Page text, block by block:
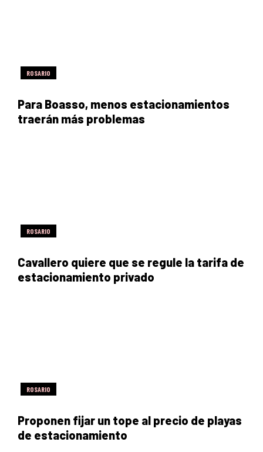
ROSARIO
Para Boasso, menos estacionamientos
traerán más problemas
ROSARIO
Cavallero quiere que se regule la tarifa de
estacionamiento privado
ROSARIO
Proponen fijar un tope al precio de playas
de estacionamiento